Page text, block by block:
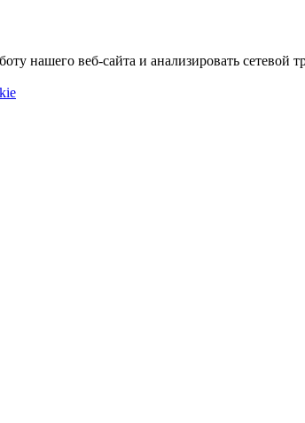
нашего веб-сайта и анализировать сетевой